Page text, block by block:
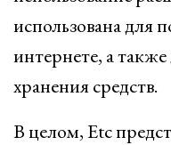
использована для
интернете, а
хранения средств.
В целом, Etc